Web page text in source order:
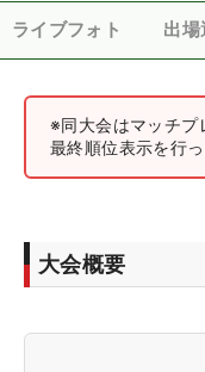
ライブフォト 出場
※同大会はマッチプ
最終順位表示を行
大会概要